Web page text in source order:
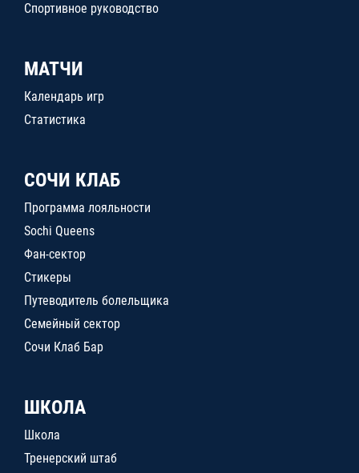
Спортивное руководство
МАТЧИ
Календарь игр
Статистика
СОЧИ КЛАБ
Программа лояльности
Sochi Queens
Фан-сектор
Стикеры
Путеводитель болельщика
Семейный сектор
Сочи Клаб Бар
ШКОЛА
Школа
Тренерский штаб